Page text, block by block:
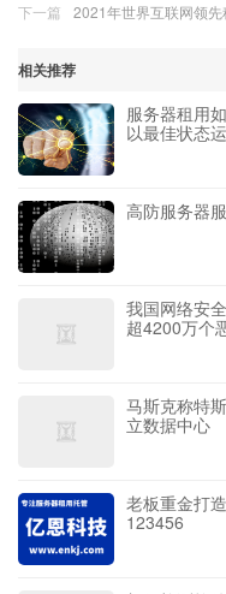
下一篇
2021年世界互联网领
相关推荐
服务器租用
以最佳状态
高防服务器
我国网络安
超4200万个
马斯克称特
立数据中心
老板重金打
123456